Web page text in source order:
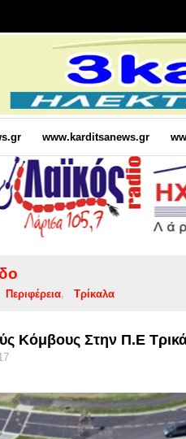
www.karditsanews.gr
Περιφέρεια Τρίκαλα
Κόμβους Στην Π.Ε